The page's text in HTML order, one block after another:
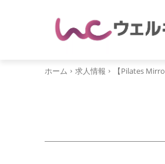
ホーム 求人情報 【Pilates